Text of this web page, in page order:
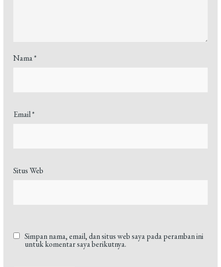
Nama*
Email*
Situs Web
Simpan nama, email, dan situs web saya pada peramban ini
untuk komentar saya berikutnya.